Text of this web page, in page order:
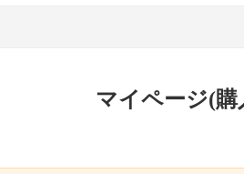
マイページ(購